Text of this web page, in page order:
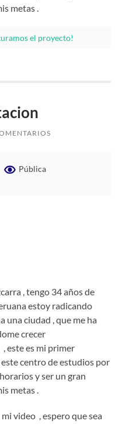
metas .
el proyecto!
Pública
, tengo 34 años de
estoy radicando
una ciudad , que me ha
crecer
este es mi primer
centro de estudios por
y ser un gran
metas .
video , espero que sea